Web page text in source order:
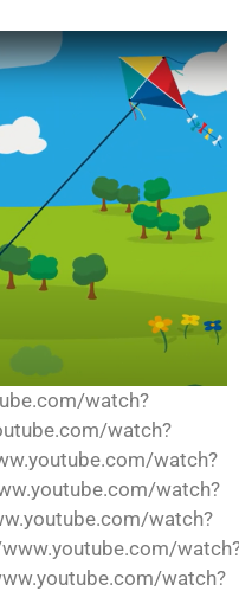
watch?
watch?
watch?
watch?
watch?
watch?